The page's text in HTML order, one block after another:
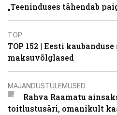
„Teeninduses tähendab
TOP
TOP 152 | Eesti
maksuvõlglased
MAJANDUSTULEMUSED
Rahva Raamatu
toitlustusäri, omanikult